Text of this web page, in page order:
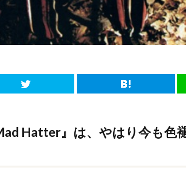
Hatter』は、やはり今も色